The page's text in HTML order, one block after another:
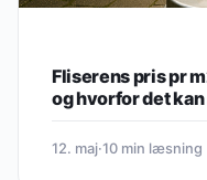
Fliserens pris pr
og hvorfor det
12. maj·10 min læsning